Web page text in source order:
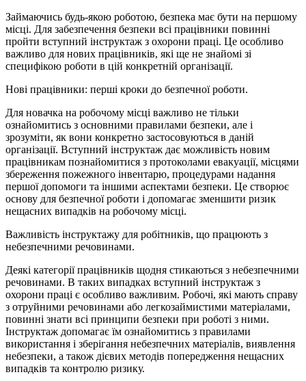
Займаючись будь-якою роботою, безпека має бути на першому
місці. Для забезпечення безпеки всі працівники повинні
пройти вступний інструктаж з охорони праці. Це особливо
важливо для нових працівників, які ще не знайомі зі
специфікою роботи в цій конкретній організації.
Нові працівники: перші кроки до безпечної роботи.
Для новачка на робочому місці важливо не тільки
ознайомитись з основними правилами безпеки, але і
зрозуміти, як вони конкретно застосовуються в даній
організації. Вступний інструктаж дає можливість новим
працівникам познайомитися з протоколами евакуації, місцями
збереження пожежного інвентарю, процедурами надання
першої допомоги та іншими аспектами безпеки. Це створює
основу для безпечної роботи і допомагає зменшити ризик
нещасних випадків на робочому місці.
Важливість інструктажу для робітників, що працюють з
небезпечними речовинами.
Деякі категорії працівників щодня стикаються з небезпечними
речовинами. В таких випадках вступний інструктаж з
охорони праці є особливо важливим. Робочі, які мають справу
з отруйними речовинами або легкозаймистими матеріалами,
повинні знати всі принципи безпеки при роботі з ними.
Інструктаж допомагає їм ознайомитись з правилами
використання і зберігання небезпечних матеріалів, виявлення
небезпеки, а також дієвих методів попередження нещасних
випадків та контролю ризику.